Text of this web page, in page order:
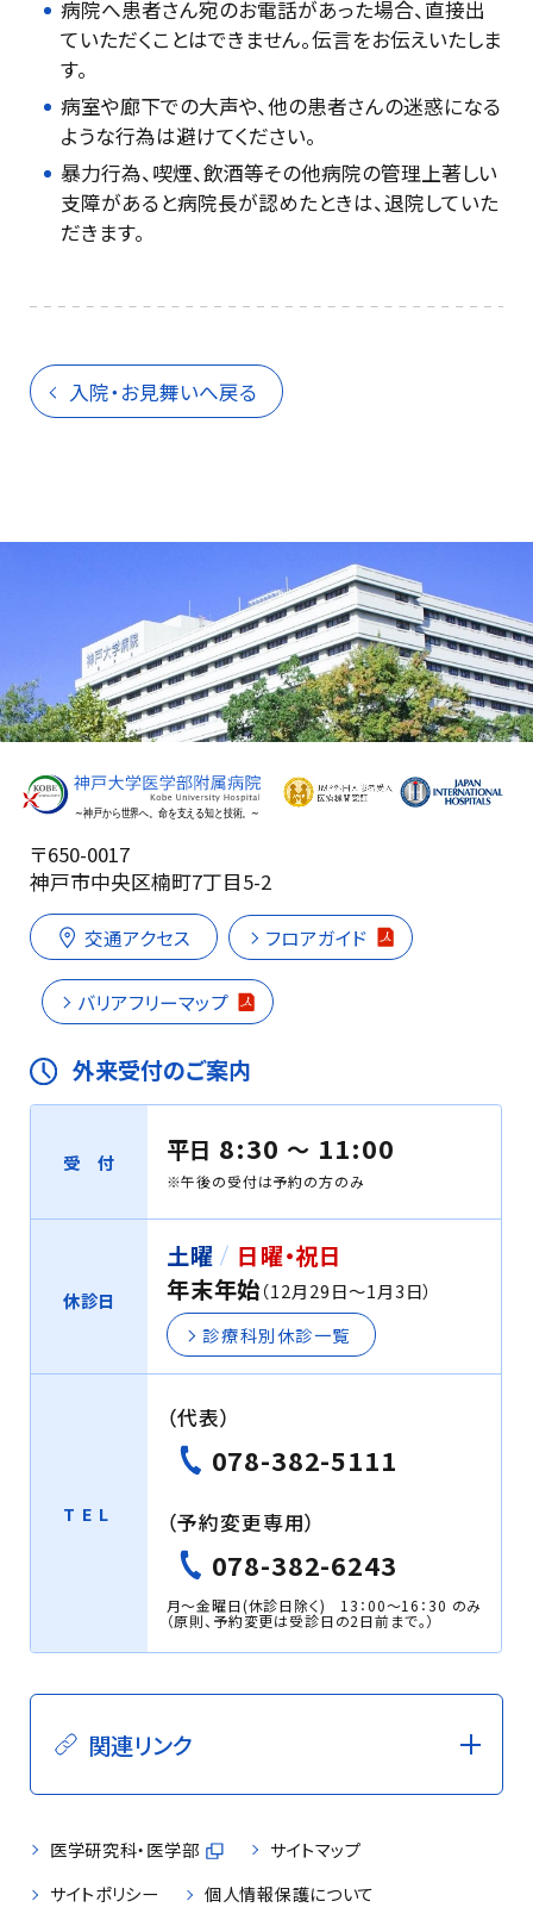
病院へ患者さん宛のお電話があった場合、直接出
ていただくことはできません。伝言をお伝えいたしま
す。
病室や廊下での大声や、他の患者さんの迷惑になる
ような行為は避けてください。
暴力行為、喫煙、飲酒等その他病院の管理上著しい
支障があると病院長が認めたときは、退院していた
だきます。
入院・お見舞いへ戻る
〒650-0017
神戸市中央区楠町7丁目5-2
交通アクセス フロアガイド
バリアフリーマップ
外来受付のご案内
受 付 平日 8:30 〜 11:00
※午後の受付は予約の方のみ
休診日
土曜
日曜・祝日
年末年始（12月29日〜1月3日）
診療科別休診一覧
TEL
（代表）
078-382-5111
（予約変更専用）
078-382-6243
月～金曜日(休診日除く) 13：00～16：30 のみ
（原則、予約変更は受診日の2日前まで。）
関連リンク
医学研究科・医学部
サイトマップ
サイトポリシー
個人情報保護について